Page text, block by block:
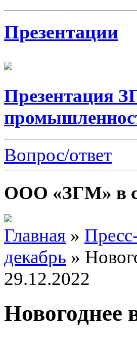
Презентации
Презентация
Вопрос/ответ
ООО «ЗГМ» в
Главная »
декабрь »
29.12.2022
Новогоднее